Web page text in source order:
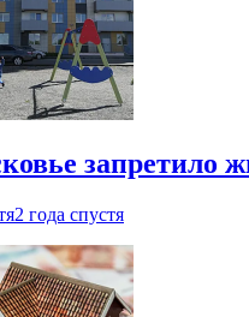
запретило
2 года спустя